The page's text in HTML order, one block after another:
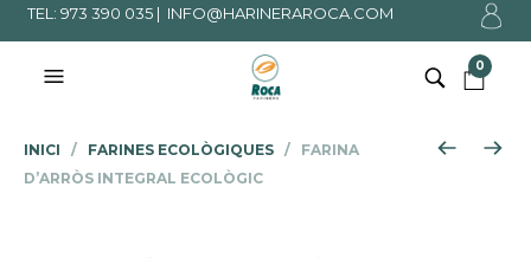
TEL: 973 390 035 | INFO@HARINERAROCA.COM
0
INICI / FARINES ECOLÒGIQUES / FARINA
D’ARRÒS INTEGRAL ECOLÒGIC